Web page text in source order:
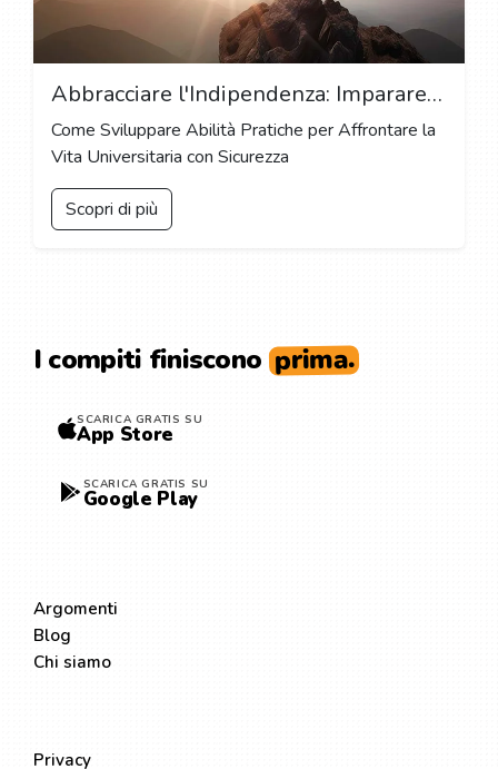
Abbracciare l'Indipendenza: Imparare Competenze di Vita e Autosufficienza al College
Come Sviluppare Abilità Pratiche per Affrontare la
Vita Universitaria con Sicurezza
Scopri di più
I compiti finiscono prima.
SCARICA GRATIS SU
App Store
SCARICA GRATIS SU
Google Play
Argomenti
Blog
Chi siamo
Privacy